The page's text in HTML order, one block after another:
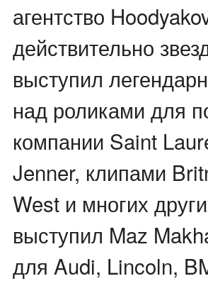
агентство
действительно
выступил
над роликами для
компании Saint
Jenner, клипами
West и многих
выступил Maz
для Audi, Lincoln,